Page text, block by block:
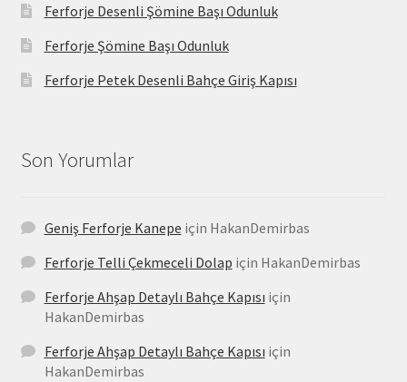
Ferforje Desenli Şömine Başı Odunluk
Ferforje Şömine Başı Odunluk
Ferforje Petek Desenli Bahçe Giriş Kapısı
Son Yorumlar
Geniş Ferforje Kanepe için HakanDemirbas
Ferforje Telli Çekmeceli Dolap için HakanDemirbas
Ferforje Ahşap Detaylı Bahçe Kapısı için
HakanDemirbas
Ferforje Ahşap Detaylı Bahçe Kapısı için
HakanDemirbas